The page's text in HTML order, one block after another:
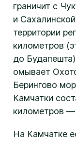
граничит с
и
территории
километров
до
омывает
Берингово
Камчатки
километров —
На Камчатке